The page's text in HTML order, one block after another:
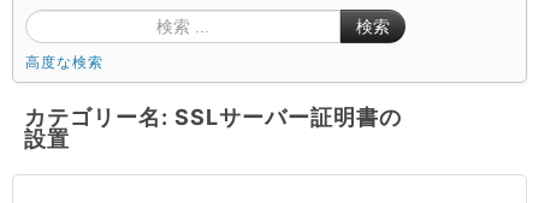
検索
高度な検索
カテゴリー名: SSLサーバー証明書の
設置